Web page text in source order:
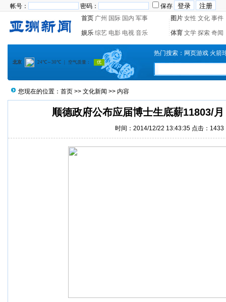
帐号： 密码：
保存
首页 广州 国际 国内 军事 图片 女性 文化 事件
娱乐 综艺 电影 电视 音乐 体育 文学 探索 奇闻
热门搜索： 网页游戏 火箭
您现在的位置： 首页 >> 文化新闻 >> 内容
顺德政府公布应届博士生底薪11803/
时间：2014/12/22 13:43:35 点击：1433